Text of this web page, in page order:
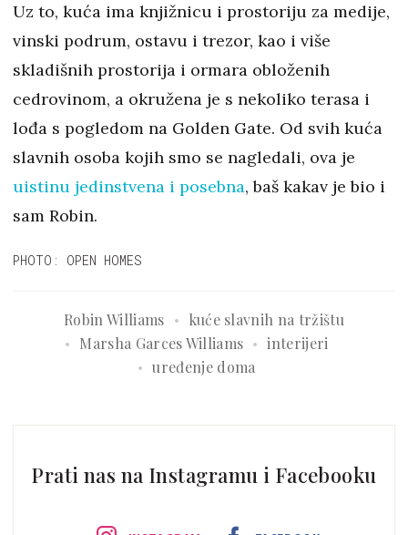
Uz to, kuća ima knjižnicu i prostoriju za medije,
vinski podrum, ostavu i trezor, kao i više
skladišnih prostorija i ormara obloženih
cedrovinom, a okružena je s nekoliko terasa i
lođa s pogledom na Golden Gate. Od svih kuća
slavnih osoba kojih smo se nagledali, ova je
uistinu jedinstvena i posebna, baš kakav je bio i
sam Robin.
PHOTO: OPEN HOMES
Robin Williams
kuće slavnih na tržištu
Marsha Garces Williams
interijeri
uređenje doma
Prati nas na Instagramu i Facebooku